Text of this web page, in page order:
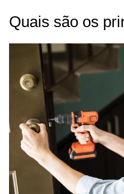
Quais são os